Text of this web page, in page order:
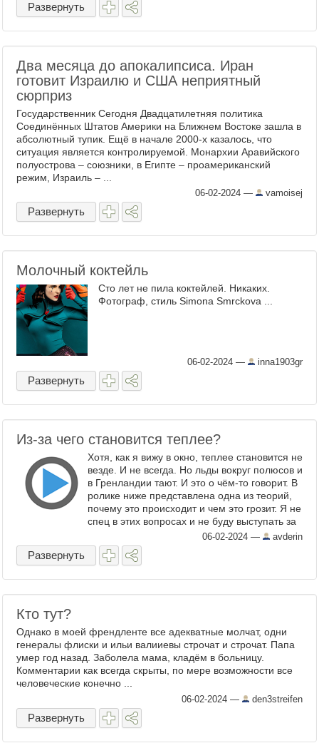
Развернуть
Два месяца до апокалипсиса. Иран
готовит Израилю и США неприятный
сюрприз
Государственник Сегодня Двадцатилетняя политика
Соединённых Штатов Америки на Ближнем Востоке зашла в
абсолютный тупик. Ещё в начале 2000-х казалось, что
ситуация является контролируемой. Монархии Аравийского
полуострова – союзники, в Египте – проамериканский
режим, Израиль – ...
06-02-2024 — vamoisej
Развернуть
Молочный коктейль
Сто лет не пила коктейлей. Никаких.
Фотограф, стиль Simona Smrckova ...
06-02-2024 — inna1903gr
Развернуть
Из-за чего становится теплее?
Хотя, как я вижу в окно, теплее становится не
везде. И не всегда. Но льды вокруг полюсов и
в Гренландии тают. И это о чём-то говорит. В
ролике ниже представлена одна из теорий,
почему это происходит и чем это грозит. Я не
спец в этих вопросах и не буду выступать за
06-02-2024 — avderin
Развернуть
Кто тут?
Однако в моей френдленте все адекватные молчат, одни
генералы флиски и ильи валииевы строчат и строчат. Папа
умер год назад. Заболела мама, кладём в больницу.
Комментарии как всегда скрыты, по мере возможности все
человеческие конечно ...
06-02-2024 — den3streifen
Развернуть